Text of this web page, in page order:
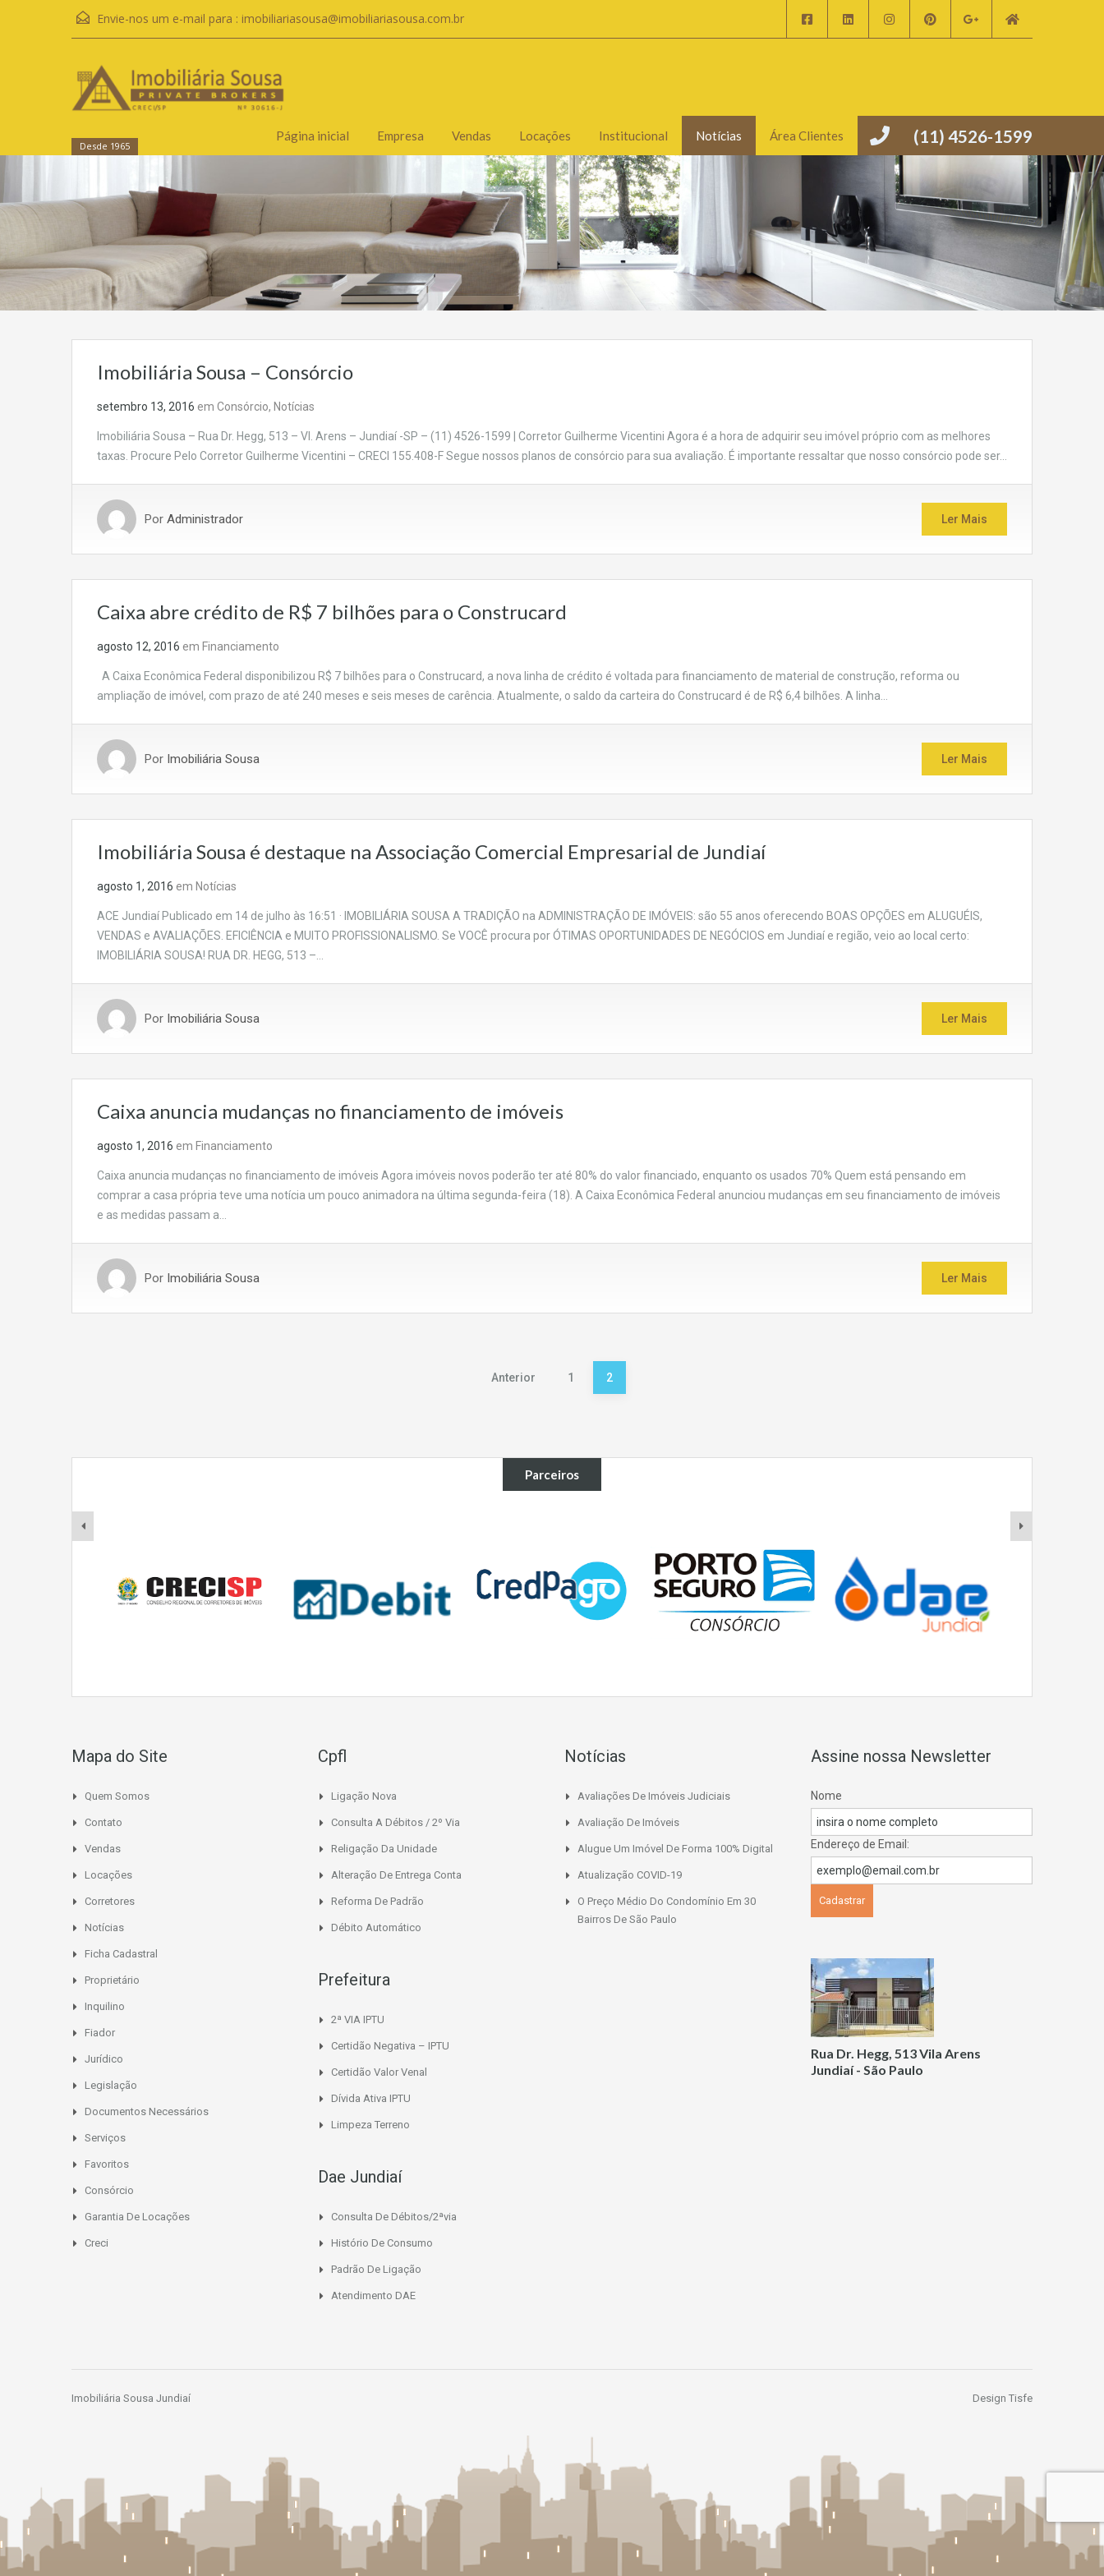
Envie-nos um e-mail para : imobiliariasousa@imobiliariasousa.com.br
Desde 1965 (11) 4526-1599
Página inicial Empresa Vendas Locações Institucional Notícias Área Clientes
Imobiliária Sousa – Consórcio
setembro 13, 2016 em Consórcio, Notícias
Imobiliária Sousa – Rua Dr. Hegg, 513 – Vl. Arens – Jundiaí -SP – (11) 4526-1599 | Corretor Guilherme Vicentini Agora é a hora de adquirir seu imóvel próprio com as melhores
taxas. Procure Pelo Corretor Guilherme Vicentini – CRECI 155.408-F Segue nossos planos de consórcio para sua avaliação. É importante ressaltar que nosso consórcio pode ser…
Por Administrador Ler Mais
Caixa abre crédito de R$ 7 bilhões para o Construcard
agosto 12, 2016 em Financiamento
A Caixa Econômica Federal disponibilizou R$ 7 bilhões para o Construcard, a nova linha de crédito é voltada para financiamento de material de construção, reforma ou
ampliação de imóvel, com prazo de até 240 meses e seis meses de carência. Atualmente, o saldo da carteira do Construcard é de R$ 6,4 bilhões. A linha…
Por Imobiliária Sousa Ler Mais
Imobiliária Sousa é destaque na Associação Comercial Empresarial de Jundiaí
agosto 1, 2016 em Notícias
ACE Jundiaí Publicado em 14 de julho às 16:51 · IMOBILIÁRIA SOUSA A TRADIÇÃO na ADMINISTRAÇÃO DE IMÓVEIS: são 55 anos oferecendo BOAS OPÇÕES em ALUGUÉIS,
VENDAS e AVALIAÇÕES. EFICIÊNCIA e MUITO PROFISSIONALISMO. Se VOCÊ procura por ÓTIMAS OPORTUNIDADES DE NEGÓCIOS em Jundiaí e região, veio ao local certo:
IMOBILIÁRIA SOUSA! RUA DR. HEGG, 513 –…
Por Imobiliária Sousa Ler Mais
Caixa anuncia mudanças no financiamento de imóveis
agosto 1, 2016 em Financiamento
Caixa anuncia mudanças no financiamento de imóveis Agora imóveis novos poderão ter até 80% do valor financiado, enquanto os usados 70% Quem está pensando em
comprar a casa própria teve uma notícia um pouco animadora na última segunda-feira (18). A Caixa Econômica Federal anunciou mudanças em seu financiamento de imóveis
e as medidas passam a…
Por Imobiliária Sousa Ler Mais
Anterior 1 2
Parceiros
Mapa do Site
Quem Somos
Contato
Vendas
Locações
Corretores
Notícias
Ficha Cadastral
Proprietário
Inquilino
Fiador
Jurídico
Legislação
Documentos Necessários
Serviços
Favoritos
Consórcio
Garantia De Locações
Creci
Cpfl
Ligação Nova
Consulta A Débitos / 2º Via
Religação Da Unidade
Alteração De Entrega Conta
Reforma De Padrão
Débito Automático
Prefeitura
2ª VIA IPTU
Certidão Negativa – IPTU
Certidão Valor Venal
Dívida Ativa IPTU
Limpeza Terreno
Dae Jundiaí
Consulta De Débitos/2ªvia
Histório De Consumo
Padrão De Ligação
Atendimento DAE
Notícias
Avaliações De Imóveis Judiciais
Avaliação De Imóveis
Alugue Um Imóvel De Forma 100% Digital
Atualização COVID-19
O Preço Médio Do Condomínio Em 30
Bairros De São Paulo
Assine nossa Newsletter
Nome
Endereço de Email:
Rua Dr. Hegg, 513 Vila Arens
Jundiaí - São Paulo
Imobiliária Sousa Jundiaí Design Tisfe